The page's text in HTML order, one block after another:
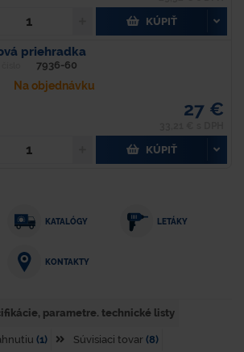
KÚPIŤ
priehradka
7936-60
Na objednávku
27 €
KÚPIŤ
KATALÓGY LETÁKY
KONTAKTY
parametre. technické listy
(1) Súvisiaci tovar (8)